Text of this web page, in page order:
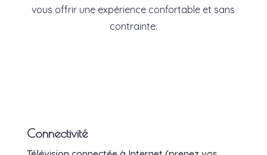
vous offrir une expérience confortable et sans
contrainte.
Connectivité